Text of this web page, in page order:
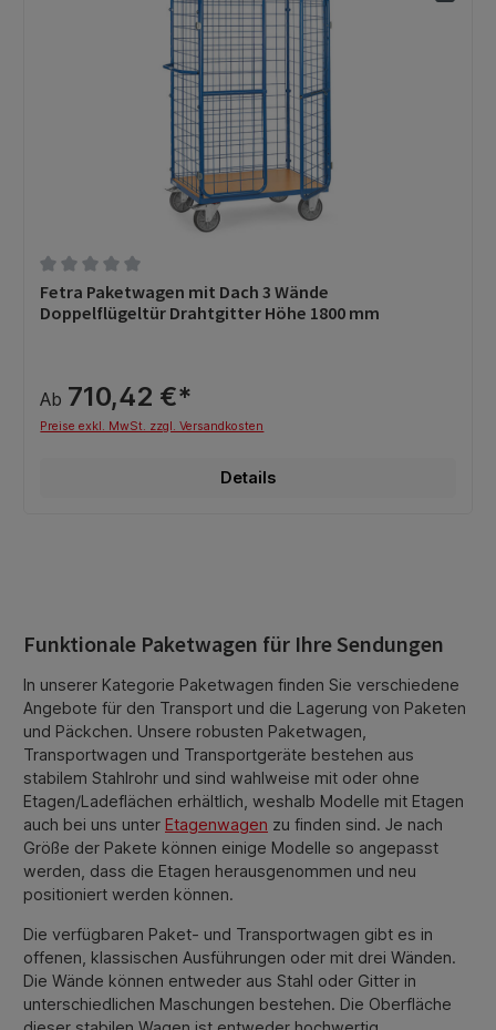
Durchschnittliche Bewertung von 0 von 5 Sternen
Fetra Paketwagen mit Dach 3 Wände
Doppelflügeltür Drahtgitter Höhe 1800 mm
Ab 710,42 €*
Preise exkl. MwSt. zzgl. Versandkosten
Details
Funktionale Paketwagen für Ihre Sendungen
In unserer Kategorie Paketwagen finden Sie verschiedene
Angebote für den Transport und die Lagerung von Paketen
und Päckchen. Unsere robusten Paketwagen,
Transportwagen und Transportgeräte bestehen aus
stabilem Stahlrohr und sind wahlweise mit oder ohne
Etagen/Ladeflächen erhältlich, weshalb Modelle mit Etagen
auch bei uns unter Etagenwagen zu finden sind. Je nach
Größe der Pakete können einige Modelle so angepasst
werden, dass die Etagen herausgenommen und neu
positioniert werden können.
Die verfügbaren Paket- und Transportwagen gibt es in
offenen, klassischen Ausführungen oder mit drei Wänden.
Die Wände können entweder aus Stahl oder Gitter in
unterschiedlichen Maschungen bestehen. Die Oberfläche